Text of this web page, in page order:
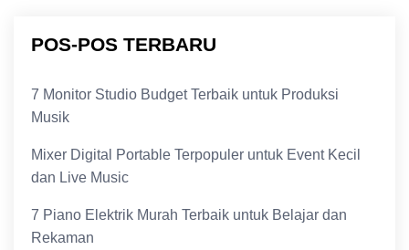
POS-POS TERBARU
7 Monitor Studio Budget Terbaik untuk Produksi
Musik
Mixer Digital Portable Terpopuler untuk Event Kecil
dan Live Music
7 Piano Elektrik Murah Terbaik untuk Belajar dan
Rekaman